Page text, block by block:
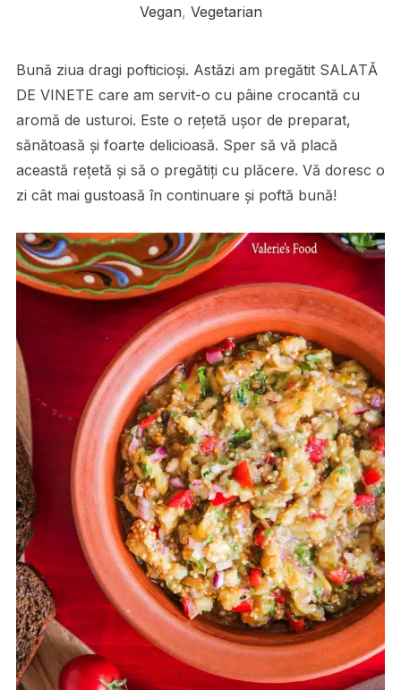
Vegan, Vegetarian
Bună ziua dragi pofticioși. Astăzi am pregătit SALATĂ
DE VINETE care am servit-o cu pâine crocantă cu
aromă de usturoi. Este o rețetă ușor de preparat,
sănătoasă și foarte delicioasă. Sper să vă placă
această rețetă și să o pregătiți cu plăcere. Vă doresc o
zi cât mai gustoasă în continuare și poftă bună!